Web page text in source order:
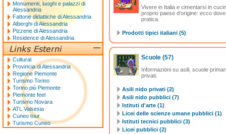
Vivere in Italia e cimentarsi in
proprio paese d'origine: ecco
pratica.
Prodotti tipici italiani (5)
Scuole (57)
Informazioni su asili, scuole
privati.
Asili nido privati (2)
Asili nido pubblici (7)
Istituti d'arte (1)
Licei delle scienze umane pubblici (1)
Istituti tecnici pubblici (3)
Licei pubblici (2)
Monumenti, luoghi e palazzi di
Alessandria
Fattorie didattiche di Alessandria
Alberghi di Alessandria
Pizzerie di Alessandria
Residence di Alessandria
Cultural
Provincia di Alessandria
Regione Piemonte
Turismo Torino
Torino più Piemonte
Piemonte feel
Turismo Novara
ATL Valsesia
Cuneo tour
Turismo Cuneo